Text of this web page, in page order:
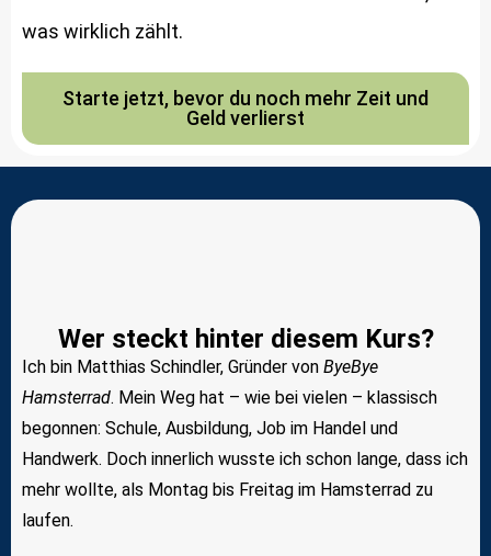
was wirklich zählt.
Starte jetzt, bevor du noch mehr Zeit und
Geld verlierst
Wer steckt hinter diesem Kurs?
Ich bin Matthias Schindler, Gründer von ByeBye
Hamsterrad. Mein Weg hat – wie bei vielen – klassisch
begonnen: Schule, Ausbildung, Job im Handel und
Handwerk. Doch innerlich wusste ich schon lange, dass ich
mehr wollte, als Montag bis Freitag im Hamsterrad zu
laufen.